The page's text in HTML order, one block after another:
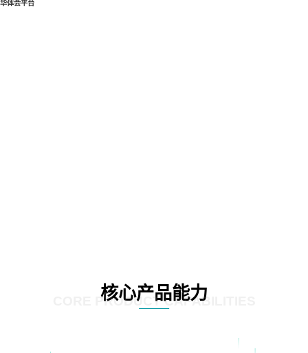
华体会平台
核心产品能力
CORE PRODUCT CAPABILITIES